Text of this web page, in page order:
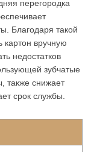
перегородка
Благодаря такой
картон вручную
недостатков
зубчатые
также снижает
срок службы.